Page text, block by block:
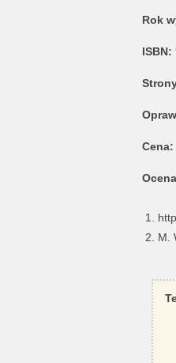
Rok
ISBN:
Cena:
M.